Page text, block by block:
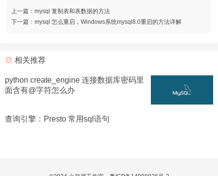
上一篇： mysql 复制表和表数据的方法
下一篇： mysql 怎么重启，Windows系统mysql8.0重启的方法详解
相关推荐
python create_engine 连接数据库密码里
面含有@字符怎么办
查询引擎：Presto 常用sql语句